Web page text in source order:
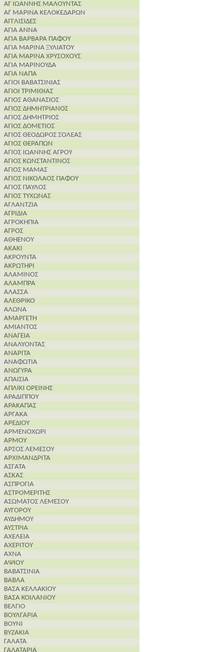
ΑΓ ΙΩΑΝΝΗΣ ΜΑΛΟΥΝΤΑΣ
ΑΓ ΜΑΡΙΝΑ ΚΕΛΟΚΕΔΑΡΩΝ
ΑΓΓΛΙΣΙΔΕΣ
ΑΓΙΑ ΑΝΝΑ
ΑΓΙΑ ΒΑΡΒΑΡΑ ΠΑΦΟΥ
ΑΓΙΑ ΜΑΡΙΝΑ ΞΥΛΙΑΤΟΥ
ΑΓΙΑ ΜΑΡΙΝΑ ΧΡΥΣΟΧΟΥΣ
ΑΓΙΑ ΜΑΡΙΝΟΥΔΑ
ΑΓΙΑ ΝΑΠΑ
ΑΓΙΟΙ ΒΑΒΑΤΣΙΝΙΑΣ
ΑΓΙΟΙ ΤΡΙΜΙΘΙΑΣ
ΑΓΙΟΣ ΑΘΑΝΑΣΙΟΣ
ΑΓΙΟΣ ΔΗΜΗΤΡΙΑΝΟΣ
ΑΓΙΟΣ ΔΗΜΗΤΡΙΟΣ
ΑΓΙΟΣ ΔΟΜΕΤΙΟΣ
ΑΓΙΟΣ ΘΕΟΔΩΡΟΣ ΣΟΛΕΑΣ
ΑΓΙΟΣ ΘΕΡΑΠΩΝ
ΑΓΙΟΣ ΙΩΑΝΝΗΣ ΑΓΡΟΥ
ΑΓΙΟΣ ΚΩΝΣΤΑΝΤΙΝΟΣ
ΑΓΙΟΣ ΜΑΜΑΣ
ΑΓΙΟΣ ΝΙΚΟΛΑΟΣ ΠΑΦΟΥ
ΑΓΙΟΣ ΠΑΥΛΟΣ
ΑΓΙΟΣ ΤΥΧΩΝΑΣ
ΑΓΛΑΝΤΖΙΑ
ΑΓΡΙΔΙΑ
ΑΓΡΟΚΗΠΙΑ
ΑΓΡΟΣ
ΑΘΗΕΝΟΥ
ΑΚΑΚΙ
ΑΚΡΟΥΝΤΑ
ΑΚΡΩΤΗΡΙ
ΑΛΑΜΙΝΟΣ
ΑΛΑΜΠΡΑ
ΑΛΑΣΣΑ
ΑΛΕΘΡΙΚΟ
ΑΛΩΝΑ
ΑΜΑΡΓΕΤΗ
ΑΜΙΑΝΤΟΣ
ΑΝΑΓΕΙΑ
ΑΝΑΛΥΟΝΤΑΣ
ΑΝΑΡΙΤΑ
ΑΝΑΦΩΤΙΑ
ΑΝΩΓΥΡΑ
ΑΠΑΙΣΙΑ
ΑΠΛΙΚΙ ΟΡΕΙΝΗΣ
ΑΡΑΔΙΠΠΟΥ
ΑΡΑΚΑΠΑΣ
ΑΡΓΑΚΑ
ΑΡΕΔΙΟΥ
ΑΡΜΕΝΟΧΩΡΙ
ΑΡΜΟΥ
ΑΡΣΟΣ ΛΕΜΕΣΟΥ
ΑΡΧΙΜΑΝΔΡΙΤΑ
ΑΣΓΑΤΑ
ΑΣΚΑΣ
ΑΣΠΡΟΓΙΑ
ΑΣΤΡΟΜΕΡΙΤΗΣ
ΑΣΩΜΑΤΟΣ ΛΕΜΕΣΟΥ
ΑΥΓΟΡΟΥ
ΑΥΔΗΜΟΥ
ΑΥΣΤΡΙΑ
ΑΧΕΛΕΙΑ
ΑΧΕΡΙΤΟΥ
ΑΧΝΑ
ΑΨΙΟΥ
ΒΑΒΑΤΣΙΝΙΑ
ΒΑΒΛΑ
ΒΑΣΑ ΚΕΛΛΑΚΙΟΥ
ΒΑΣΑ ΚΟΙΛΑΝΙΟΥ
ΒΕΛΓΙΟ
ΒΟΥΛΓΑΡΙΑ
ΒΟΥΝΙ
ΒΥΖΑΚΙΑ
ΓΑΛΑΤΑ
ΓΑΛΑΤΑΡΙΑ